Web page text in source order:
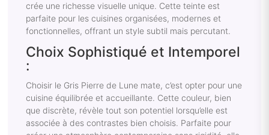
crée une richesse visuelle unique. Cette teinte est
parfaite pour les cuisines organisées, modernes et
fonctionnelles, offrant un style subtil mais percutant.
Choix Sophistiqué et Intemporel
:
Choisir le Gris Pierre de Lune mate, c’est opter pour une
cuisine équilibrée et accueillante. Cette couleur, bien
que discrète, révèle tout son potentiel lorsqu’elle est
associée à des contrastes bien choisis. Parfaite pour